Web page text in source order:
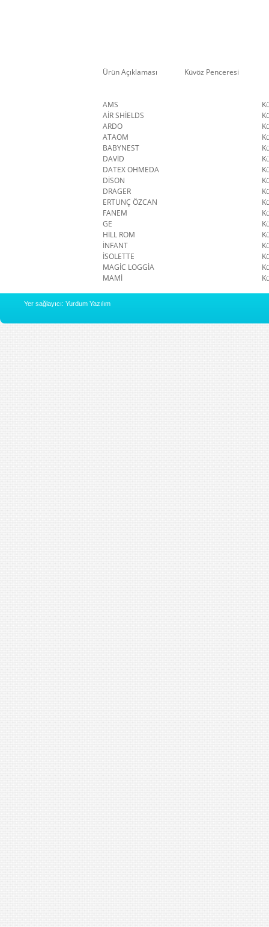
Ürün Açıklaması Küvöz Penceresi
AMS
AİR SHİELDS
ARDO
ATAOM
BABYNEST
DAVİD
DATEX OHMEDA
DİSON
DRAGER
ERTUNÇ ÖZCAN
FANEM
GE
HİLL ROM
İNFANT
İSOLETTE
MAGİC LOGGİA
MAMİ
Yer sağlayıcı: Yurdum Yazılım